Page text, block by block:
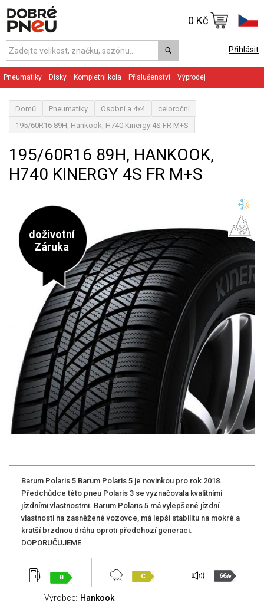
Přihlásit
0 Kč
Pneumatiky Disky Kompletní kola Příslušenství Výprodej
Domů Pneumatiky Osobní a 4x4
celoroční
195/60R16 89H, Hankook, H740 Kinergy 4S FR M+S
195/60R16 89H, HANKOOK,
H740 KINERGY 4S FR M+S
doživotní
Záruka
Barum Polaris 5 Barum Polaris 5 je novinkou pro rok 2018.
Předchůdce této pneu Polaris 3 se vyznačovala kvalitními
jízdními vlastnostmi. Barum Polaris 5 má vylepšené jízdní
vlastnosti na zasněžené vozovce, má lepší stabilitu na mokré a
kratší brzdnou dráhu oproti předchozí generaci.
DOPORUČUJEME
B C 66dB
Výrobce: Hankook